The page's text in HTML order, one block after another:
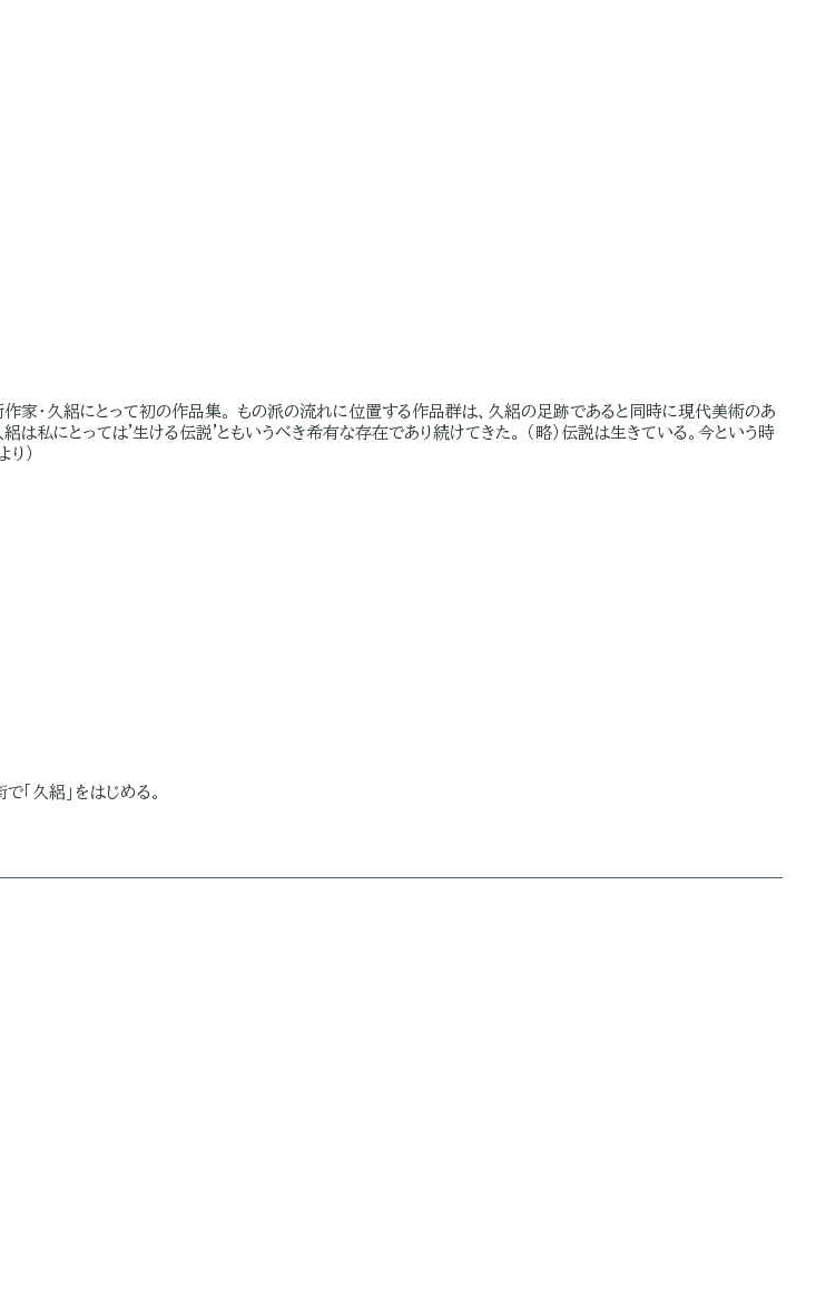
家・久絽にとって初の作品集。 もの派の流れに位置する作品群は、久絽の足跡であると同時に現代美術のあ
絽は私にとっては'生ける伝説'ともいうべき希有な存在であり続けてきた。 （略）伝説は生きている。今という時
）
久絽」をはじめる。